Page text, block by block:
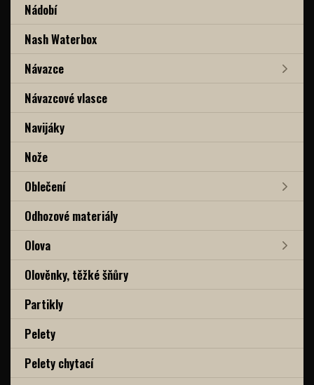
Nádobí
Nash Waterbox
Návazce
Návazcové vlasce
Navijáky
Nože
Oblečení
Odhozové materiály
Olova
Olověnky, těžké šňůry
Partikly
Pelety
Pelety chytací